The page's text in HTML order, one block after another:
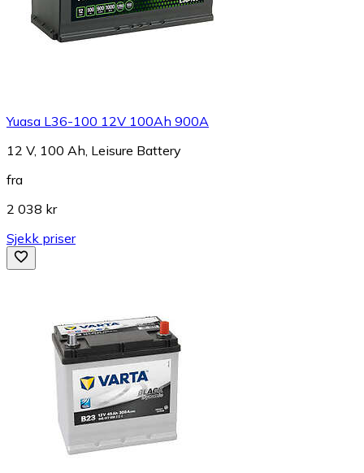
Yuasa L36-100 12V 100Ah 900A
12 V, 100 Ah, Leisure Battery
fra
2 038 kr
Sjekk priser